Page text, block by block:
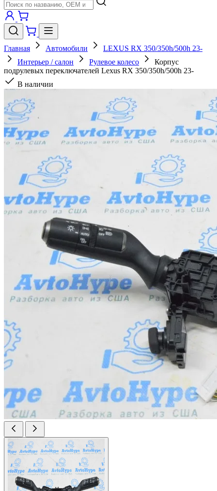
Главная Автомобили
LEXUS RX 350/350h/500h 23-
Интерьер / салон
Рулевое колесо
Корпус
подрулевых переключателей Lexus RX 350/350h/500h 23-
В наличии